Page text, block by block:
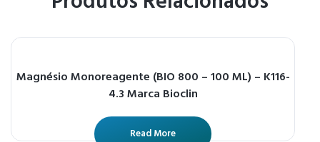
Magnésio Monoreagente (BIO 800 – 100 ML) – K116-
4.3 Marca Bioclin
Read More